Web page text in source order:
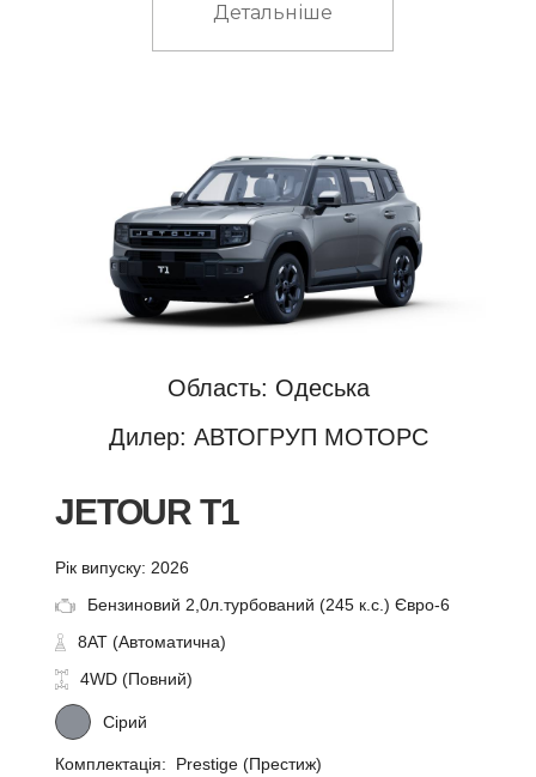
Детальніше
Область: Одеська
Дилер: АВТОГРУП МОТОРС
JETOUR T1
Рік випуску: 2026
Бензиновий 2,0л.турбований (245 к.с.) Євро-6
8AT (Автоматична)
4WD (Повний)
Сірий
Комплектація: Prestige (Престиж)